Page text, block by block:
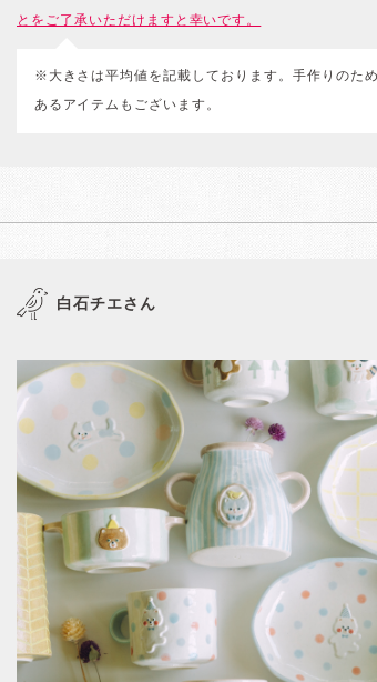
とをご了承いただけますと幸いです。
※大きさは平均値を記載しております。手作りのため
あるアイテムもございます。
白石チエさん